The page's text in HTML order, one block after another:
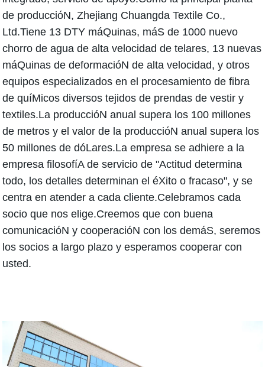
de produccióN, Zhejiang Chuangda Textile Co.,
Ltd.Tiene 13 DTY máQuinas, máS de 1000 nuevo
chorro de agua de alta velocidad de telares, 13 nuevas
máQuinas de deformacióN de alta velocidad, y otros
equipos especializados en el procesamiento de fibra
de quíMicos diversos tejidos de prendas de vestir y
textiles.La produccióN anual supera los 100 millones
de metros y el valor de la produccióN anual supera los
50 millones de dóLares.La empresa se adhiere a la
empresa filosofíA de servicio de "Actitud determina
todo, los detalles determinan el éXito o fracaso", y se
centra en atender a cada cliente.Celebramos cada
socio que nos elige.Creemos que con buena
comunicacióN y cooperacióN con los demáS, seremos
los socios a largo plazo y esperamos cooperar con
usted.